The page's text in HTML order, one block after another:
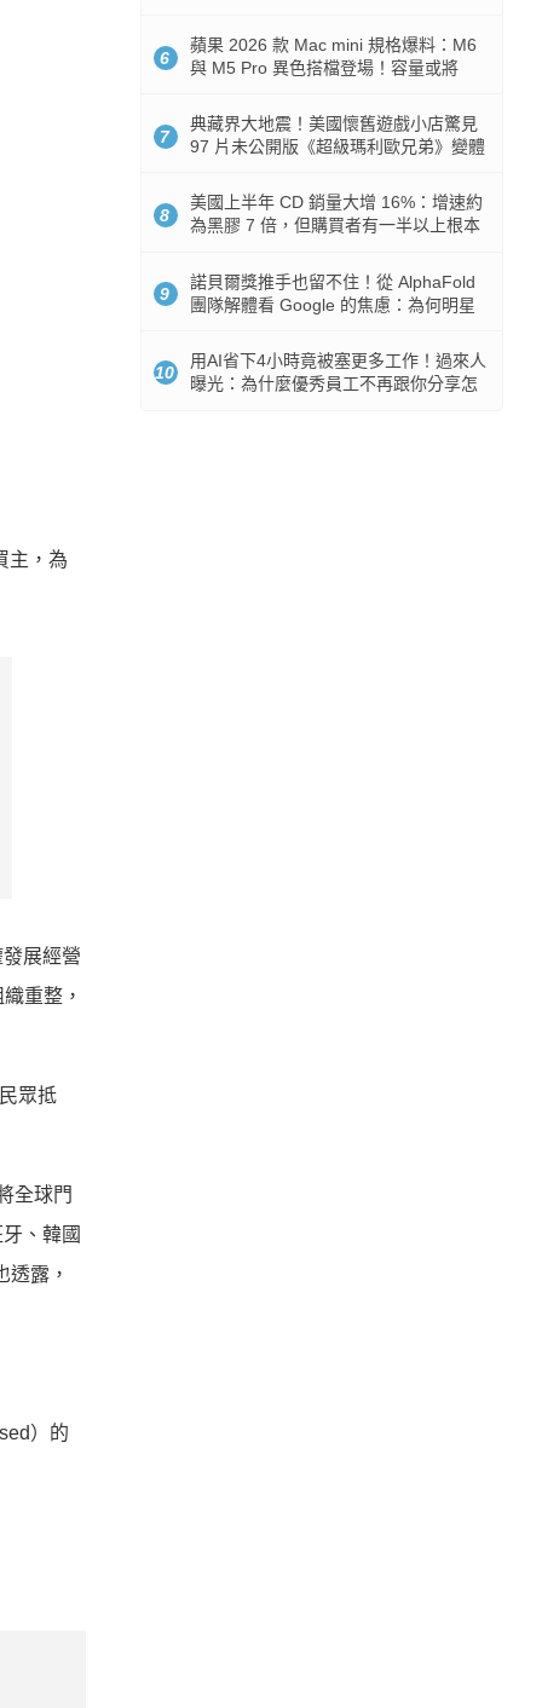
主，為
展經營
重整，
眾抵
全球門
、韓國
露，
）的
6
蘋果 2026 款 Mac mini 規格爆料：M6
與 M5 Pro 異色搭檔登場！容量或將
7
典藏界大地震！美國懷舊遊戲小店驚見
97 片未公開版《超級瑪利歐兄弟》變體
8
美國上半年 CD 銷量大增 16%：增速約
為黑膠 7 倍，但購買者有一半以上根本
9
諾貝爾獎推手也留不住！從 AlphaFold
團隊解體看 Google 的焦慮：為何明星
10
用AI省下4小時竟被塞更多工作！過來人
曝光：為什麼優秀員工不再跟你分享怎